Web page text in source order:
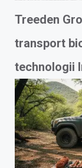
Treeden
transport
technologii